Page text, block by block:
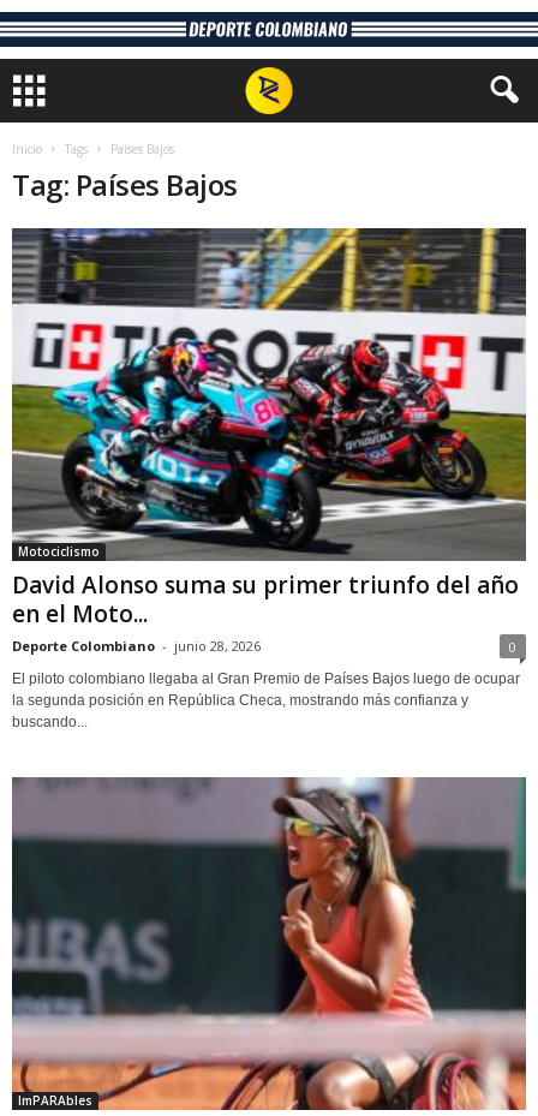
Inicio Tags Países Bajos
Tag: Países Bajos
Motociclismo
David Alonso suma su primer triunfo del año
en el Moto...
Deporte Colombiano - junio 28, 2026 0
El piloto colombiano llegaba al Gran Premio de Países Bajos luego de ocupar
la segunda posición en República Checa, mostrando más confianza y
buscando...
ImPARAbles